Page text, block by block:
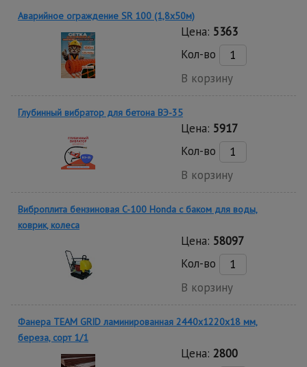
Аварийное ограждение SR 100 (1,8х50м)
Цена: 5363
Кол-во
В корзину
Глубинный вибратор для бетона ВЭ-35
Цена: 5917
Кол-во
В корзину
Виброплита бензиновая C-100 Honda с баком для воды,
коврик, колеса
Цена: 58097
Кол-во
В корзину
Фанера TEAM GRID ламинированная 2440х1220х18 мм,
береза, сорт 1/1
Цена: 2800